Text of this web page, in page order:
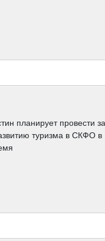
планирует провести
туризма в СКФО в